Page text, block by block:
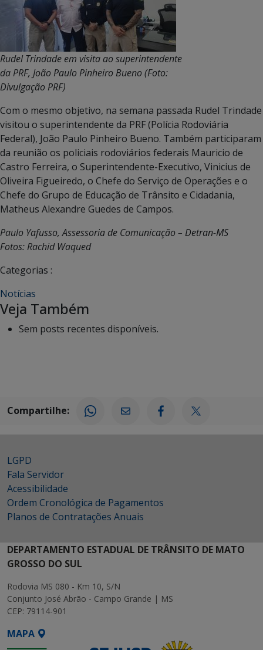
Rudel Trindade em visita ao superintendente
da PRF, João Paulo Pinheiro Bueno (Foto:
Divulgação PRF)
Com o mesmo objetivo, na semana passada Rudel Trindade
visitou o superintendente da PRF (Polícia Rodoviária
Federal), João Paulo Pinheiro Bueno. Também participaram
da reunião os policiais rodoviários federais Mauricio de
Castro Ferreira, o Superintendente-Executivo, Vinicius de
Oliveira Figueiredo, o Chefe do Serviço de Operações e o
Chefe do Grupo de Educação de Trânsito e Cidadania,
Matheus Alexandre Guedes de Campos.
Paulo Yafusso, Assessoria de Comunicação – Detran-MS
Fotos: Rachid Waqued
Categorias :
Notícias
Veja Também
Sem posts recentes disponíveis.
Compartilhe:
LGPD
Fala Servidor
Acessibilidade
Ordem Cronológica de Pagamentos
Planos de Contratações Anuais
DEPARTAMENTO ESTADUAL DE TRÂNSITO DE MATO
GROSSO DO SUL
Rodovia MS 080 - Km 10, S/N
Conjunto José Abrão - Campo Grande | MS
CEP: 79114-901
MAPA